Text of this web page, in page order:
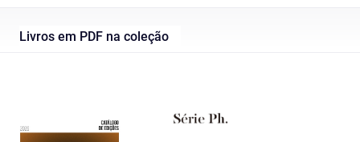
Livros em PDF na coleção